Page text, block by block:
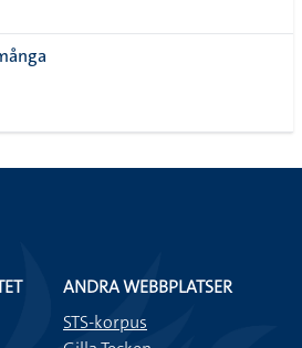
ANDRA WEBBPLATSER
STS-korpus